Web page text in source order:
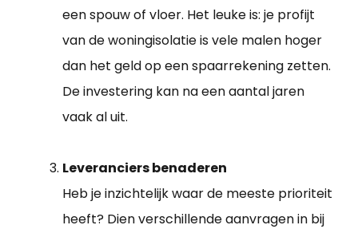
een spouw of vloer. Het leuke is: je profijt
van de woningisolatie is vele malen hoger
dan het geld op een spaarrekening zetten.
De investering kan na een aantal jaren
vaak al uit.
Leveranciers benaderen
Heb je inzichtelijk waar de meeste prioriteit
heeft? Dien verschillende aanvragen in bij